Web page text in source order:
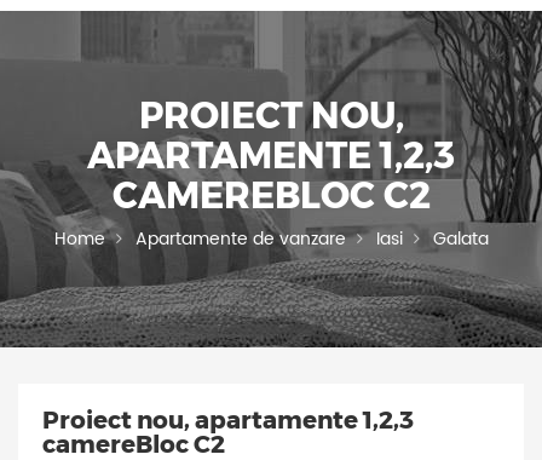
PROIECT NOU,
APARTAMENTE 1,2,3
CAMEREBLOC C2
Home Apartamente de vanzare Iasi Galata
Proiect nou, apartamente 1,2,3
camereBloc C2